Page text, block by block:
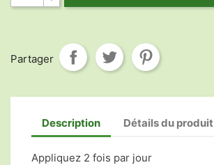
Partager
Description Détails du produit
Appliquez 2 fois par jour